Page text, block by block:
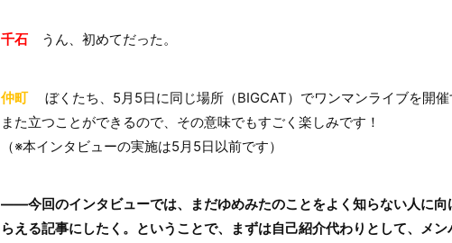
千石 うん、初めてだった。
仲町ぼくたち、5月5日に同じ場所（BIGCAT）でワンマンライブを開催
また立つことができるので、その意味でもすごく楽しみです！
（※本インタビューの実施は5月5日以前です）
――今回のインタビューでは、まだゆめみたのことをよく知らない人に向
らえる記事にしたく。ということで、まずは自己紹介代わりとして、メ